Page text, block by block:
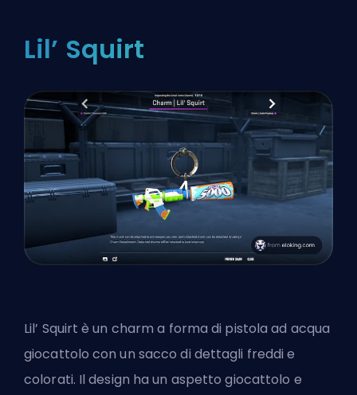
Lil’ Squirt
Lil’ Squirt è un charm a forma di pistola ad acqua
giocattolo con un sacco di dettagli freddi e
colorati. Il design ha un aspetto giocattolo e